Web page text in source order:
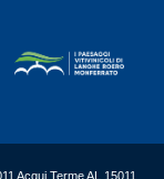
Acqui Terme AL 15011